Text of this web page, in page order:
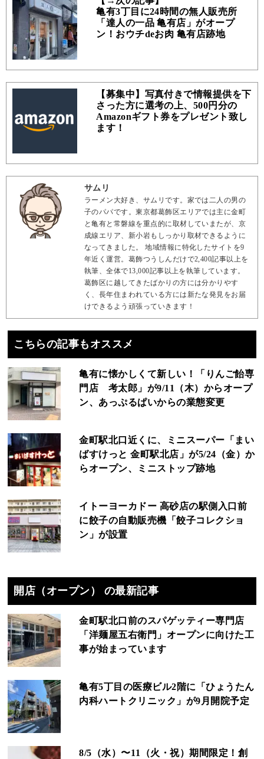
亀有3丁目に24時間の無人販売所
「達人の一品 亀有店」がオープ
ン！おウチdeお肉 亀有店跡地
【募集中】写真付きで情報提供を下
さった方に選考の上、500円分の
Amazonギフト券をプレゼント致し
ます！
サムリ
ラーメン大好き、サムリです。家では二人の男の
子のパパです。東京都葛飾区エリアでは主に金町
と亀有と常磐線を重点的に取材していまたが、京
成線エリア、新小岩もしっかり取材できるように
なってきました。 地域情報に特化したサイトを9
年近く運営。葛飾つうしんだけで2,400記事以上を
執筆、全体で13,000記事以上を執筆しています。
葛飾区に越してきたばかりの方には分かりやす
く、長年住まわれている方には新たな発見をお届
けできるよう頑張っていきます！
こちらの記事もオススメ
亀有に懐かしくて新しい！「りんご飴専
門店 考太郎」が9/11（木）からオープ
ン、あっぷるぱいからの業態変更
金町駅北口近くに、ミニスーパー「まい
ばすけっと 金町駅北店」が5/24（金）か
らオープン、ミニストップ跡地
イトーヨーカドー 高砂店の駅側入口前
に餃子の自動販売機「餃子コレクショ
ン」が設置
開店（オープン） の最新記事
金町駅北口前のスパゲッティー専門店
「洋麺屋五右衛門」オープンに向けた工
事が始まっています
亀有5丁目の医療ビル2階に「ひょうたん
内科ハートクリニック」が9月開院予定
8/5（水）〜11（火・祝）期間限定！創